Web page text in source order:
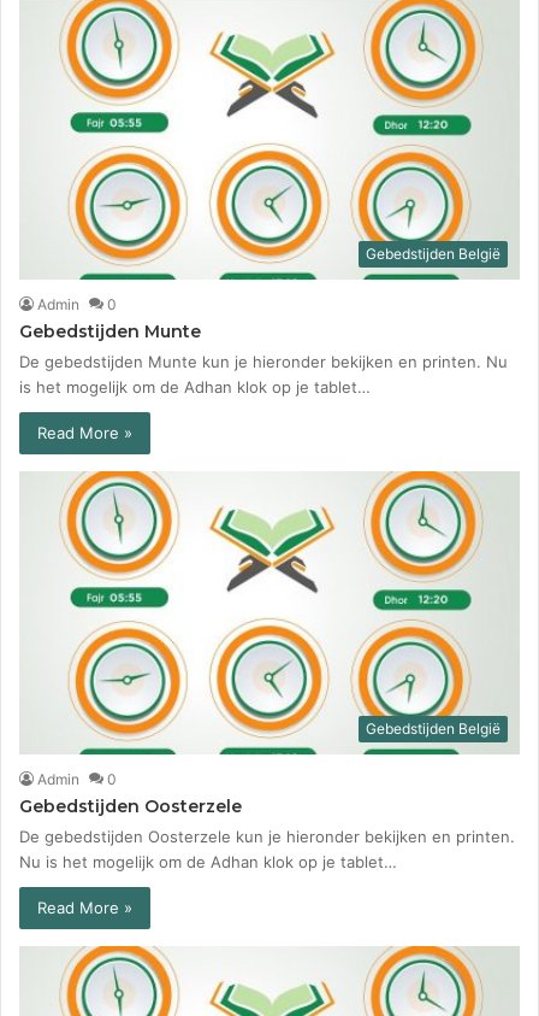
Gebedstijden België
Admin 0
Gebedstijden Munte
De gebedstijden Munte kun je hieronder bekijken en printen. Nu
is het mogelijk om de Adhan klok op je tablet…
Read More »
Gebedstijden België
Admin 0
Gebedstijden Oosterzele
De gebedstijden Oosterzele kun je hieronder bekijken en printen.
Nu is het mogelijk om de Adhan klok op je tablet…
Read More »